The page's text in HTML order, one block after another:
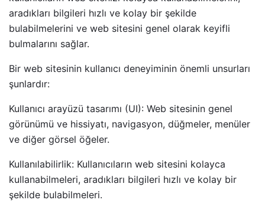
aradıkları bilgileri hızlı ve kolay bir şekilde
bulabilmelerini ve web sitesini genel olarak keyifli
bulmalarını sağlar.
Bir web sitesinin kullanıcı deneyiminin önemli unsurları
şunlardır:
Kullanıcı arayüzü tasarımı (UI): Web sitesinin genel
görünümü ve hissiyatı, navigasyon, düğmeler, menüler
ve diğer görsel öğeler.
Kullanılabilirlik: Kullanıcıların web sitesini kolayca
kullanabilmeleri, aradıkları bilgileri hızlı ve kolay bir
şekilde bulabilmeleri.